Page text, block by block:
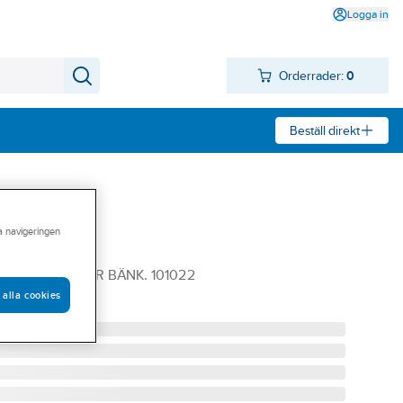
Logga in
Orderrader: 0
Beställ direkt
Oras
TAPPKRAN FÖR BÄNK. 101022
navigeringen
alla cookies